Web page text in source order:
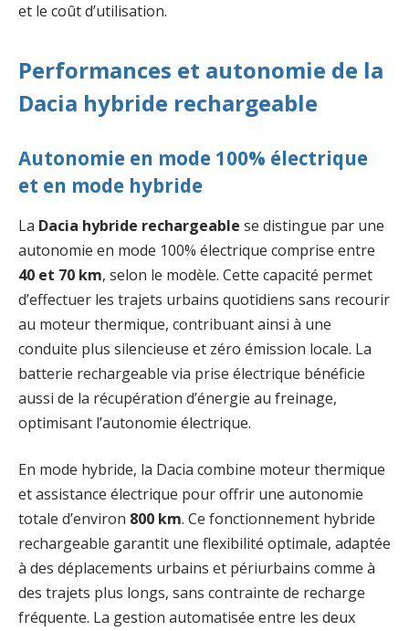
et le coût d’utilisation.
Performances et autonomie de la
Dacia hybride rechargeable
Autonomie en mode 100% électrique
et en mode hybride
La Dacia hybride rechargeable se distingue par une
autonomie en mode 100% électrique comprise entre
40 et 70 km, selon le modèle. Cette capacité permet
d’effectuer les trajets urbains quotidiens sans recourir
au moteur thermique, contribuant ainsi à une
conduite plus silencieuse et zéro émission locale. La
batterie rechargeable via prise électrique bénéficie
aussi de la récupération d’énergie au freinage,
optimisant l’autonomie électrique.
En mode hybride, la Dacia combine moteur thermique
et assistance électrique pour offrir une autonomie
totale d’environ 800 km. Ce fonctionnement hybride
rechargeable garantit une flexibilité optimale, adaptée
à des déplacements urbains et périurbains comme à
des trajets plus longs, sans contrainte de recharge
fréquente. La gestion automatisée entre les deux